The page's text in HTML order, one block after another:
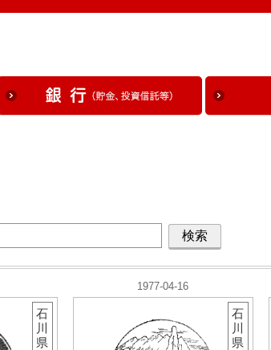
石
川
県
1977-04-16
石
川
県